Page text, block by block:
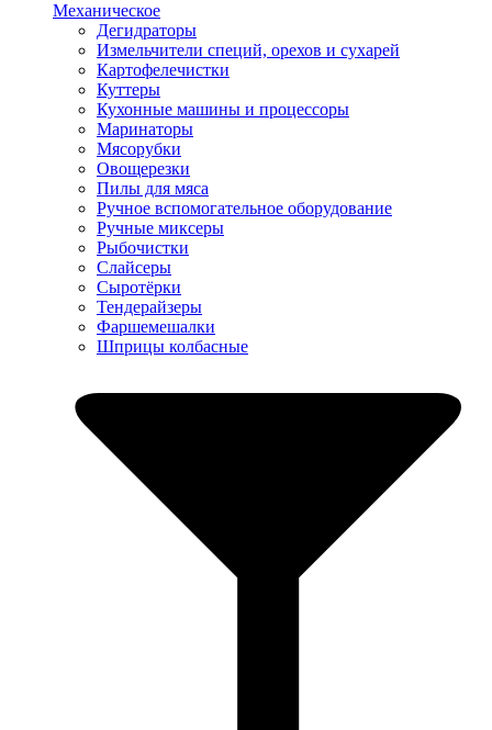
Механическое
Дегидраторы
Измельчители специй, орехов и сухарей
Картофелечистки
Куттеры
Кухонные машины и процессоры
Маринаторы
Мясорубки
Овощерезки
Пилы для мяса
Ручное вспомогательное оборудование
Ручные миксеры
Рыбочистки
Слайсеры
Сыротёрки
Тендерайзеры
Фаршемешалки
Шприцы колбасные